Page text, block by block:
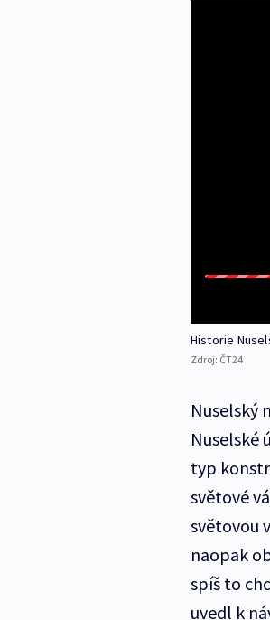
Historie
Zdroj: ČT24
Nuselský
Nuselské
typ
světové
světovou
naopak
spíš to
uvedl k